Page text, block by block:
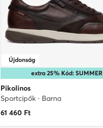
extra 25% Kód: SUMMER
Újdonság
Pikolinos
Sportcipők · Barna
61 460Ft